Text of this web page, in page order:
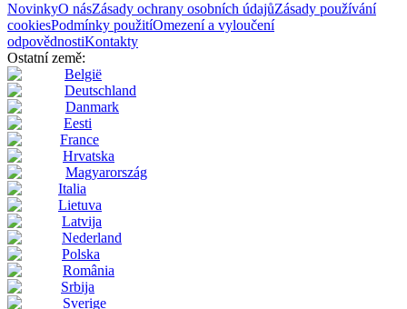
NovinkyO násZásady ochrany osobních údajůZásady používání
cookiesPodmínky použitíOmezení a vyloučení
odpovědnostiKontakty
Ostatní země:
België
Deutschland
Danmark
Eesti
France
Hrvatska
Magyarország
Italia
Lietuva
Latvija
Nederland
Polska
România
Srbija
Sverige